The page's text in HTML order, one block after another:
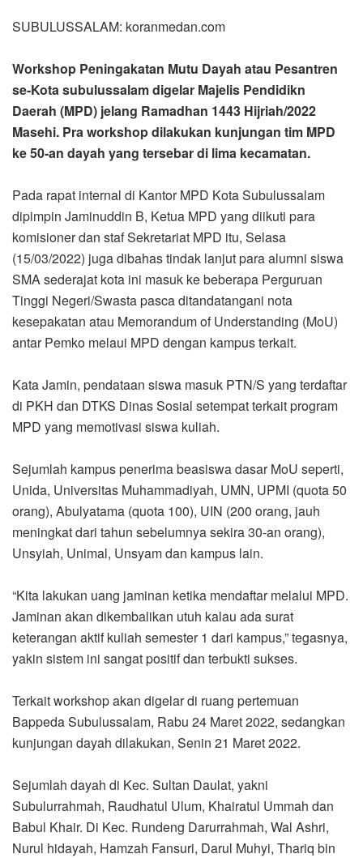
SUBULUSSALAM: koranmedan.com
Workshop Peningakatan Mutu Dayah atau Pesantren
se-Kota subulussalam digelar Majelis Pendidikn
Daerah (MPD) jelang Ramadhan 1443 Hijriah/2022
Masehi. Pra workshop dilakukan kunjungan tim MPD
ke 50-an dayah yang tersebar di lima kecamatan.
Pada rapat internal di Kantor MPD Kota Subulussalam
dipimpin Jaminuddin B, Ketua MPD yang diikuti para
komisioner dan staf Sekretariat MPD itu, Selasa
(15/03/2022) juga dibahas tindak lanjut para alumni siswa
SMA sederajat kota ini masuk ke beberapa Perguruan
Tinggi Negeri/Swasta pasca ditandatangani nota
kesepakatan atau Memorandum of Understanding (MoU)
antar Pemko melaui MPD dengan kampus terkait.
Kata Jamin, pendataan siswa masuk PTN/S yang terdaftar
di PKH dan DTKS Dinas Sosial setempat terkait program
MPD yang memotivasi siswa kuliah.
Sejumlah kampus penerima beasiswa dasar MoU seperti,
Unida, Universitas Muhammadiyah, UMN, UPMI (quota 50
orang), Abulyatama (quota 100), UIN (200 orang, jauh
meningkat dari tahun sebelumnya sekira 30-an orang),
Unsyiah, Unimal, Unsyam dan kampus lain.
“Kita lakukan uang jaminan ketika mendaftar melalui MPD.
Jaminan akan dikembalikan utuh kalau ada surat
keterangan aktif kuliah semester 1 dari kampus,” tegasnya,
yakin sistem ini sangat positif dan terbukti sukses.
Terkait workshop akan digelar di ruang pertemuan
Bappeda Subulussalam, Rabu 24 Maret 2022, sedangkan
kunjungan dayah dilakukan, Senin 21 Maret 2022.
Sejumlah dayah di Kec. Sultan Daulat, yakni
Subulurrahmah, Raudhatul Ulum, Khairatul Ummah dan
Babul Khair. Di Kec. Rundeng Darurrahmah, Wal Ashri,
Nurul hidayah, Hamzah Fansuri, Darul Muhyi, Thariq bin